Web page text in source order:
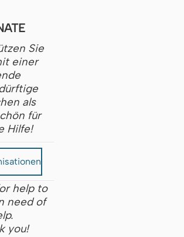
Sie
einer
als
für
Hilfe!
help to
need of
you!